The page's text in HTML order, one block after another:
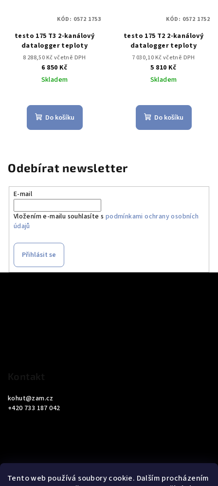
Tento web používá soubory cookie. Dalším procházením
testo 175 T3 2-kanálový
datalogger teploty
8 288,50 Kč včetně DPH
6 850 Kč
Skladem
Do košíku
KÓD: 0572 1753
testo 175 T2 2-kanálový
datalogger teploty
7 030,10 Kč včetně DPH
5 810 Kč
Skladem
Do košíku
KÓD: 0572 1752
Odebírat newsletter
E-mail
Vložením e-mailu souhlasíte s podmínkami ochrany osobních
údajů
Přihlásit se
kohut@zam.cz
+420 733 187 042
Informace pro vás